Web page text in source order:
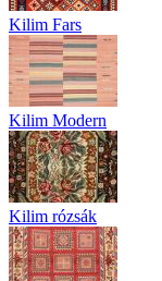
Kilim Fars
Kilim Modern
Kilim rózsák